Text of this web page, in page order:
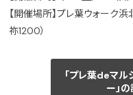
【開催場所】プレ葉ウォーク
祢1200）
「プレ葉deマル
ー」